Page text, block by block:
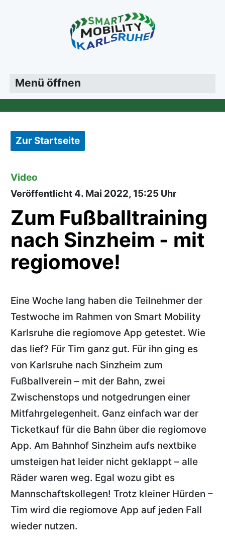
Menü öffnen
Zur Startseite
Video
Veröffentlicht 4. Mai 2022, 15:25 Uhr
Zum Fußballtraining
nach Sinzheim - mit
regiomove!
Eine Woche lang haben die Teilnehmer der
Testwoche im Rahmen von Smart Mobility
Karlsruhe die regiomove App getestet. Wie
das lief? Für Tim ganz gut. Für ihn ging es
von Karlsruhe nach Sinzheim zum
Fußballverein – mit der Bahn, zwei
Zwischenstops und notgedrungen einer
Mitfahrgelegenheit. Ganz einfach war der
Ticketkauf für die Bahn über die regiomove
App. Am Bahnhof Sinzheim aufs nextbike
umsteigen hat leider nicht geklappt – alle
Räder waren weg. Egal wozu gibt es
Mannschaftskollegen! Trotz kleiner Hürden –
Tim wird die regiomove App auf jeden Fall
wieder nutzen.